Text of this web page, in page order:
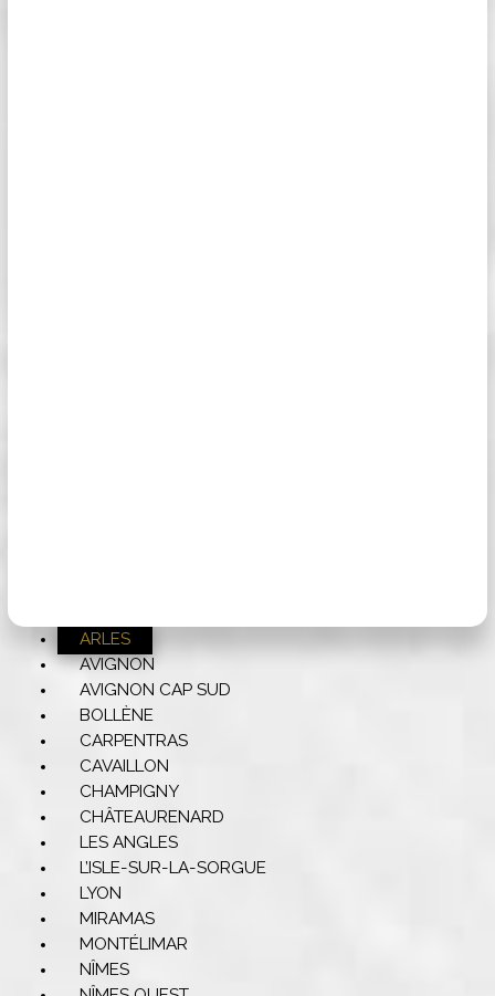
ARLES
AVIGNON
AVIGNON CAP SUD
BOLLÈNE
CARPENTRAS
CAVAILLON
CHAMPIGNY
CHÂTEAURENARD
LES ANGLES
L’ISLE-SUR-LA-SORGUE
LYON
MIRAMAS
MONTÉLIMAR
NÎMES